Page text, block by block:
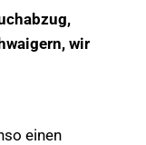
wir
einen